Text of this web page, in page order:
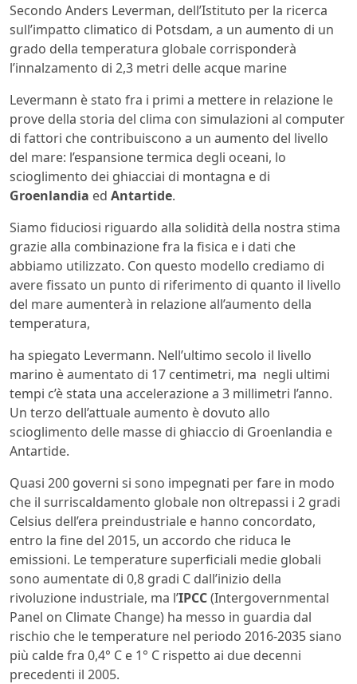
Secondo Anders Leverman, dell’Istituto per la ricerca
sull’impatto climatico di Potsdam, a un aumento di un
grado della temperatura globale corrisponderà
l’innalzamento di 2,3 metri delle acque marine
Levermann è stato fra i primi a mettere in relazione le
prove della storia del clima con simulazioni al computer
di fattori che contribuiscono a un aumento del livello
del mare: l’espansione termica degli oceani, lo
scioglimento dei ghiacciai di montagna e di
Groenlandia ed Antartide.
Siamo fiduciosi riguardo alla solidità della nostra stima
grazie alla combinazione fra la fisica e i dati che
abbiamo utilizzato. Con questo modello crediamo di
avere fissato un punto di riferimento di quanto il livello
del mare aumenterà in relazione all’aumento della
temperatura,
ha spiegato Levermann. Nell’ultimo secolo il livello
marino è aumentato di 17 centimetri, ma negli ultimi
tempi c’è stata una accelerazione a 3 millimetri l’anno.
Un terzo dell’attuale aumento è dovuto allo
scioglimento delle masse di ghiaccio di Groenlandia e
Antartide.
Quasi 200 governi si sono impegnati per fare in modo
che il surriscaldamento globale non oltrepassi i 2 gradi
Celsius dell’era preindustriale e hanno concordato,
entro la fine del 2015, un accordo che riduca le
emissioni. Le temperature superficiali medie globali
sono aumentate di 0,8 gradi C dall’inizio della
rivoluzione industriale, ma l’IPCC(Intergovernmental
Panel on Climate Change) ha messo in guardia dal
rischio che le temperature nel periodo 2016-2035 siano
più calde fra 0,4° C e 1° C rispetto ai due decenni
precedenti il 2005.